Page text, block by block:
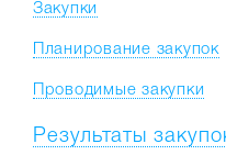
Закупки
Планирование закупок
Проводимые закупки
Результаты